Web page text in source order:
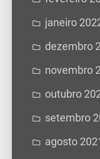
janeiro
dezembro
novembro
outubro
setembro
agosto